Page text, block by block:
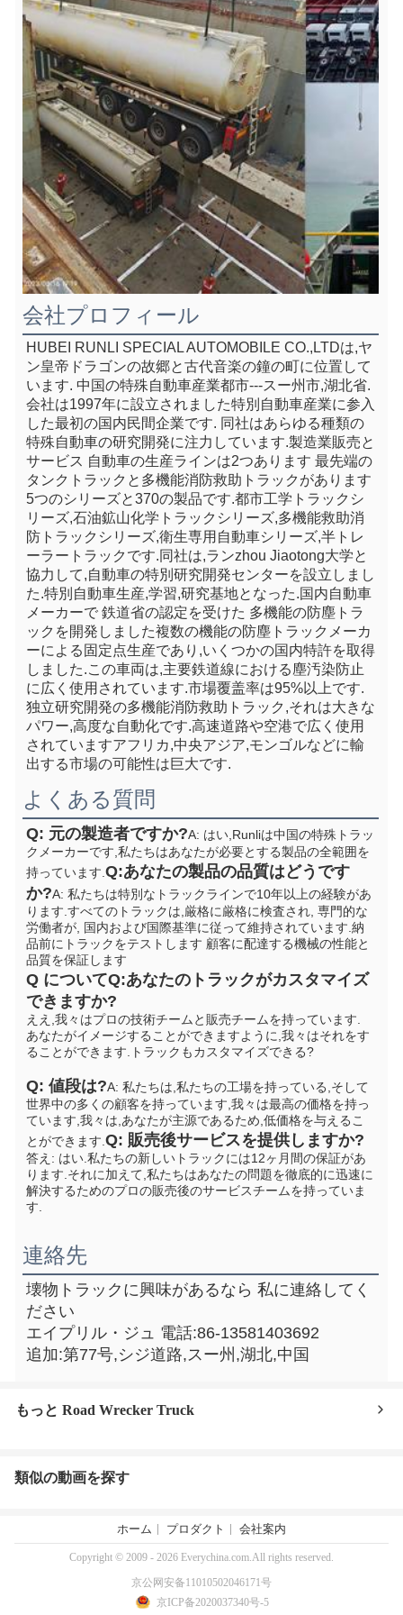
会社プロフィール
HUBEI RUNLI SPECIAL AUTOMOBILE CO.,LTDは,ヤ
ン皇帝ドラゴンの故郷と古代音楽の鐘の町に位置して
います. 中国の特殊自動車産業都市---スー州市,湖北省.
会社は1997年に設立されました特別自動車産業に参入
した最初の国内民間企業です. 同社はあらゆる種類の
特殊自動車の研究開発に注力しています.製造業販売と
サービス 自動車の生産ラインは2つあります 最先端の
タンクトラックと多機能消防救助トラックがあります
5つのシリーズと370の製品です.都市工学トラックシ
リーズ,石油鉱山化学トラックシリーズ,多機能救助消
防トラックシリーズ,衛生専用自動車シリーズ,半トレ
ーラートラックです.同社は,ランzhou Jiaotong大学と
協力して,自動車の特別研究開発センターを設立しまし
た.特別自動車生産,学習,研究基地となった.国内自動車
メーカーで 鉄道省の認定を受けた 多機能の防塵トラ
ックを開発しました複数の機能の防塵トラックメーカ
ーによる固定点生産であり,いくつかの国内特許を取得
しました.この車両は,主要鉄道線における塵汚染防止
に広く使用されています.市場覆盖率は95%以上です.
独立研究開発の多機能消防救助トラック,それは大きな
パワー,高度な自動化です.高速道路や空港で広く使用
されていますアフリカ,中央アジア,モンゴルなどに輸
出する市場の可能性は巨大です.
よくある質問
Q: 元の製造者ですか?A: はい,Runliは中国の特殊トラッ
クメーカーです,私たちはあなたが必要とする製品の全範囲を
持っています. Q:あなたの製品の品質はどうです
か?A: 私たちは特別なトラックラインで10年以上の経験があ
ります.すべてのトラックは,厳格に厳格に検査され, 専門的な
労働者が, 国内および国際基準に従って維持されています.納
品前にトラックをテストします 顧客に配達する機械の性能と
品質を保証します
Q についてQ:あなたのトラックがカスタマイズ
できますか?
ええ,我々はプロの技術チームと販売チームを持っています.
あなたがイメージすることができますように,我々はそれをす
ることができます.
トラックもカスタマイズできる?
Q: 値段は?A: 私たちは,私たちの工場を持っている,そして
世界中の多くの顧客を持っています,我々は最高の価格を持っ
ています,我々は,あなたが主源であるため,低価格を与えるこ
とができます. Q: 販売後サービスを提供しますか?
答え: はい.私たちの新しいトラックには12ヶ月間の保証があ
ります.それに加えて,私たちはあなたの問題を徹底的に迅速に
解決するためのプロの販売後のサービスチームを持っていま
す.
連絡先
壊物トラックに興味があるなら 私に連絡してく
ださい
エイプリル・ジュ 電話:86-13581403692
追加:第77号,シジ道路,スー州,湖北,中国
もっと Road Wrecker Truck
類似の動画を探す
ホーム プロダクト 会社案内
Copyright © 2009 - 2026 Everychina.com.All rights reserved.
京公网安备11010502046171号
京ICP备2020037340号-5